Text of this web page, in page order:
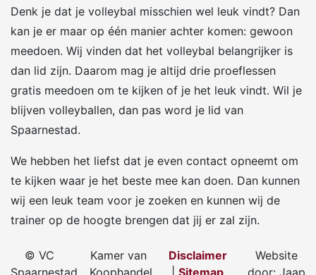
Denk je dat je volleybal misschien wel leuk vindt? Dan
kan je er maar op één manier achter komen: gewoon
meedoen. Wij vinden dat het volleybal belangrijker is
dan lid zijn. Daarom mag je altijd drie proeflessen
gratis meedoen om te kijken of je het leuk vindt. Wil je
blijven volleyballen, dan pas word je lid van
Spaarnestad.
We hebben het liefst dat je even contact opneemt om
te kijken waar je het beste mee kan doen. Dan kunnen
wij een leuk team voor je zoeken en kunnen wij de
trainer op de hoogte brengen dat jij er zal zijn.
© VC
Spaarnestad
Kamer van
Koophandel
Disclaimer
Sitemap
Website
door: Jaap